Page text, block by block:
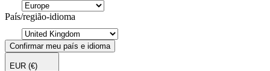
País/região-idioma
Confirmar meu país e idioma
EUR (€)